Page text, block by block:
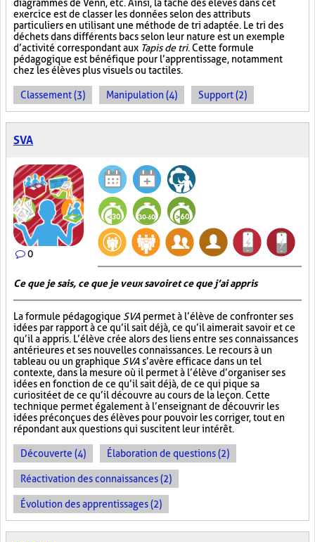
diagrammes de Venn, etc. Ainsi, la tâche des élèves dans cet
exercice est de classer les données selon des attributs
particuliers en utilisant une méthode de tri adaptée. Le tri des
déchets dans différents bacs selon leur nature est un exemple
d’activité correspondant aux Tapis de tri. Cette formule
pédagogique est bénéfique pour l’apprentissage, notamment
chez les élèves plus visuels ou tactiles.
Classement (3) Manipulation (4) Support (2)
SVA
0
Ce que je sais, ce que je veux savoir et ce que j’ai appris
La formule pédagogique SVA permet à l’élève de confronter ses
idées par rapport à ce qu’il sait déjà, ce qu’il aimerait savoir et ce
qu’il a appris. L’élève crée alors des liens entre ses connaissances
antérieures et ses nouvelles connaissances. Le recours à un
tableau ou un graphique SVA s’avère efficace dans un tel
contexte, dans la mesure où il permet à l’élève d’organiser ses
idées en fonction de ce qu’il sait déjà, de ce qui pique sa
curiosité et de ce qu’il découvre au cours de la leçon. Cette
technique permet également à l’enseignant de découvrir les
idées préconçues des élèves pour pouvoir les corriger, tout en
répondant aux questions qui suscitent leur intérêt.
Découverte (4) Élaboration de questions (2)
Réactivation des connaissances (2)
Évolution des apprentissages (2)